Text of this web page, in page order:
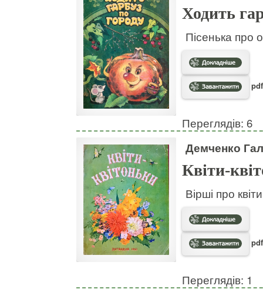
Ходить
Пісенька про
Переглядів: 6
Демченко
Квіти-
Вірші про
Переглядів: 1